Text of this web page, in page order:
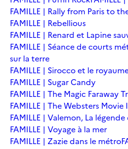
FAMILLE | Rally from Paris to
FAMILLE | Rebellious
FAMILLE | Renard et Lapine
FAMILLE | Séance de courts
sur la terre
FAMILLE | Sirocco et le
FAMILLE | Sugar Candy
FAMILLE | The Magic Faraway
FAMILLE | The Websters Movie
FAMILLE | Valemon, La
FAMILLE | Voyage à la mer
FAMILLE | Zazie dans le métro